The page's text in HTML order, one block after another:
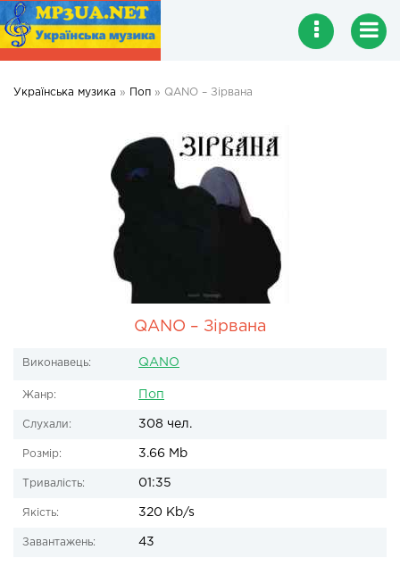
Українська музика » Поп » QANO – Зірвана
QANO – Зірвана
Виконавець: QANO
Жанр: Поп
Слухали: 308 чел.
Розмір: 3.66 Mb
Тривалість: 01:35
Якість: 320 Kb/s
Завантажень: 43